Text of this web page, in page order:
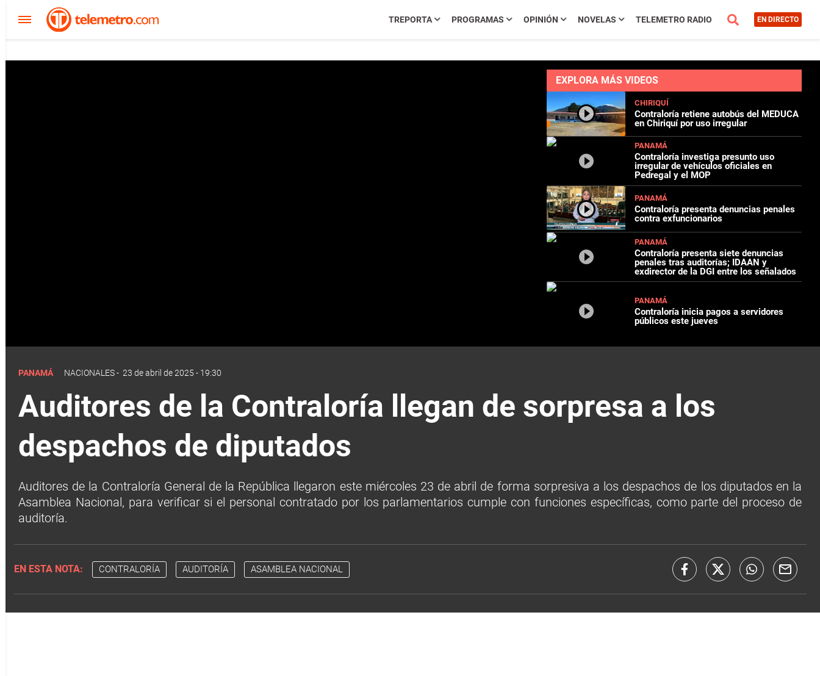
TREPORTA PROGRAMAS OPINIÓN NOVELAS TELEMETRO RADIO EN DIRECTO
EXPLORA MÁS VIDEOS
CHIRIQUÍ
Contraloría retiene autobús del MEDUCA
en Chiriquí por uso irregular
PANAMÁ
Contraloría investiga presunto uso
irregular de vehículos oficiales en
Pedregal y el MOP
PANAMÁ
Contraloría presenta denuncias penales
contra exfuncionarios
PANAMÁ
Contraloría presenta siete denuncias
penales tras auditorías; IDAAN y
exdirector de la DGI entre los señalados
PANAMÁ
Contraloría inicia pagos a servidores
públicos este jueves
PANAMÁ NACIONALES- 23 de abril de 2025 - 19:30
Auditores de la Contraloría llegan de sorpresa a los
despachos de diputados
Auditores de la Contraloría General de la República llegaron este miércoles 23 de abril de forma sorpresiva a los despachos de los diputados en la
Asamblea Nacional, para verificar si el personal contratado por los parlamentarios cumple con funciones específicas, como parte del proceso de
auditoría.
EN ESTA NOTA: CONTRALORÍA AUDITORÍA ASAMBLEA NACIONAL